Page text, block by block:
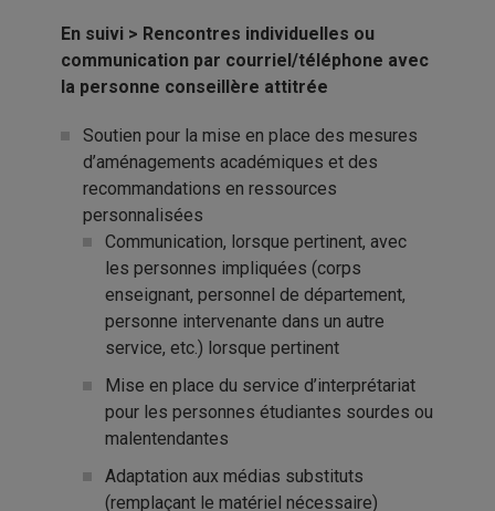
En suivi > Rencontres individuelles ou
communication par courriel/téléphone avec
la personne conseillère attitrée
Soutien pour la mise en place des mesures
d’aménagements académiques et des
recommandations en ressources
personnalisées
Communication, lorsque pertinent, avec
les personnes impliquées (corps
enseignant, personnel de département,
personne intervenante dans un autre
service, etc.) lorsque pertinent
Mise en place du service d’interprétariat
pour les personnes étudiantes sourdes ou
malentendantes
Adaptation aux médias substituts
(remplaçant le matériel nécessaire)